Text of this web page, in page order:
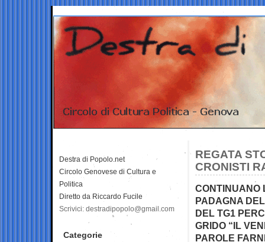
REGATA
CRONISTI
CONTINUANO
PADAGNA
DEL TG1
GRIDO “IL
PAROLE
Destra di Popolo.net
Circolo Genovese di Cultura e
Politica
Diretto da Riccardo Fucile
Scrivici: destradipopolo@gmail.com
Categorie